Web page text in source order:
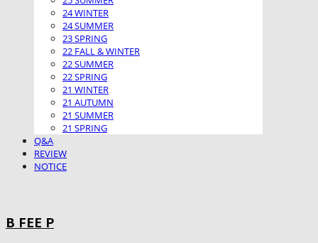
24 WINTER
24 SUMMER
23 SPRING
22 FALL & WINTER
22 SUMMER
22 SPRING
21 WINTER
21 AUTUMN
21 SUMMER
21 SPRING
Q&A
REVIEW
NOTICE
B FEE P